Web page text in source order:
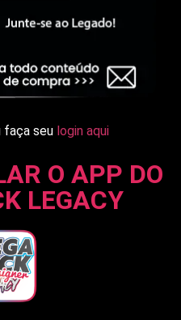
faça seu login aqui
O APP DO
LEGACY